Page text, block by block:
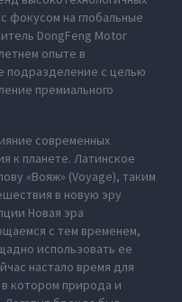
фокусом на глобальные
DongFeng Motor
опыте в
подразделение с целью
премиального
современных
к планете. Латинское
«Вояж» (Voyage), таким
в новую эру
Новая эра
с тем временем,
использовать ее
настало время для
котором природа и